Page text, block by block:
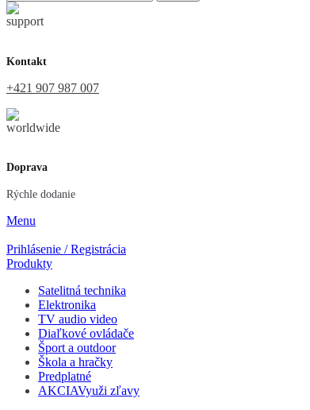
Kontakt
+421 907 987 007
Doprava
Rýchle dodanie
Menu
Prihlásenie / Registrácia
Produkty
Satelitná technika
Elektronika
TV audio video
Diaľkové ovládače
Šport a outdoor
Škola a hračky
Predplatné
AKCIAVyuži zľavy